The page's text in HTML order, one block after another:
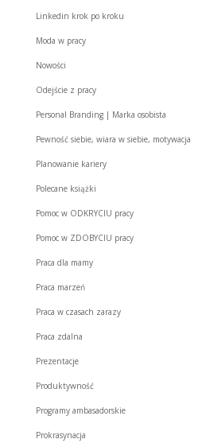
Linkedin krok po kroku
Moda w pracy
Nowości
Odejście z pracy
Personal Branding | Marka osobista
Pewność siebie, wiara w siebie, motywacja
Planowanie kariery
Polecane książki
Pomoc w ODKRYCIU pracy
Pomoc w ZDOBYCIU pracy
Praca dla mamy
Praca marzeń
Praca w czasach zarazy
Praca zdalna
Prezentacje
Produktywność
Programy ambasadorskie
Prokrasynacja